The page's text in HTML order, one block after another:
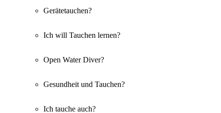
Gerätetauchen?
Ich will Tauchen lernen?
Open Water Diver?
Gesundheit und Tauchen?
Ich tauche auch?